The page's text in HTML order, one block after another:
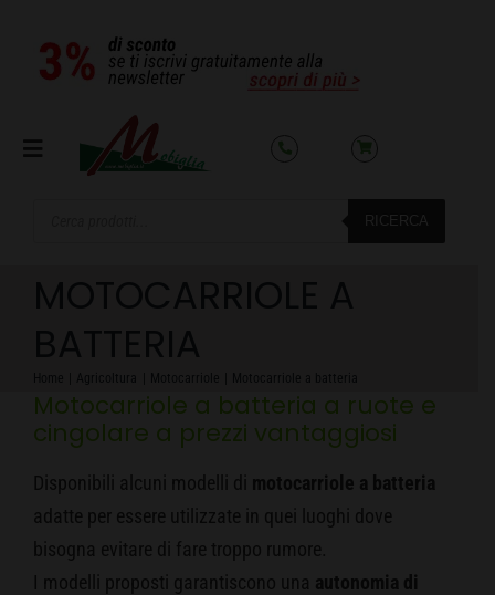
contenuto
Toggle
CARRELLO
RICERCA
Motocarriole a batteria a ruote e
cingolare a prezzi vantaggiosi
Disponibili alcuni modelli di motocarriole a batteria
adatte per essere utilizzate in quei luoghi dove
bisogna evitare di fare troppo rumore.
I modelli proposti garantiscono una autonomia di